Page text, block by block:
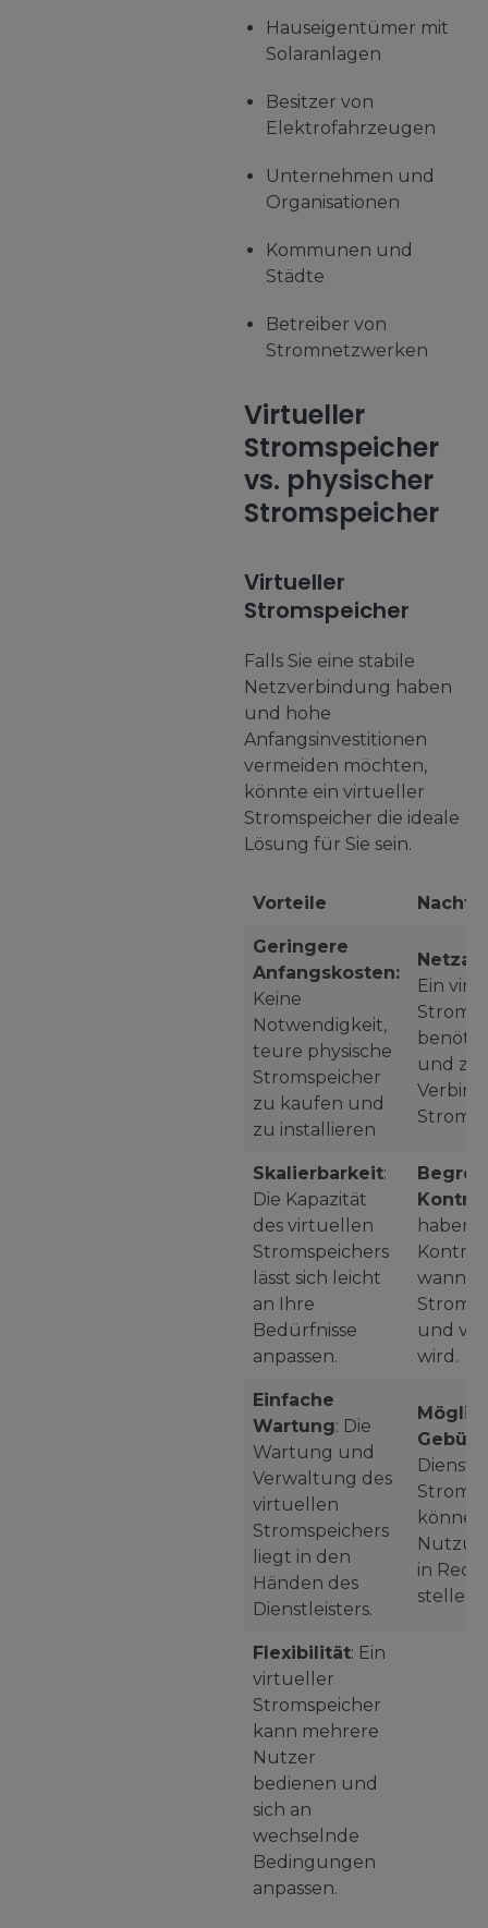
Hauseigentümer mit
Solaranlagen
Besitzer von
Elektrofahrzeugen
Unternehmen und
Organisationen
Kommunen und
Städte
Betreiber von
Stromnetzwerken
Virtueller
Stromspeicher
vs. physischer
Stromspeicher
Virtueller
Stromspeicher
Falls Sie eine stabile
Netzverbindung haben
und hohe
Anfangsinvestitionen
vermeiden möchten,
könnte ein virtueller
Stromspeicher die ideale
Lösung für Sie sein.
Vorteile
Geringere
Anfangskosten:
Keine
Notwendigkeit,
teure physische
Stromspeicher
zu kaufen und
zu installieren
Ein
und
Skalierbarkeit:
Die Kapazität
des virtuellen
Stromspeichers
lässt sich leicht
an Ihre
Bedürfnisse
anpassen.
haben
wann
Strom
und
wird.
Einfache
Wartung: Die
Wartung und
Verwaltung des
virtuellen
Stromspeichers
liegt in den
Händen des
Dienstleisters.
können
in
stellen.
Flexibilität: Ein
virtueller
Stromspeicher
kann mehrere
Nutzer
bedienen und
sich an
wechselnde
Bedingungen
anpassen.